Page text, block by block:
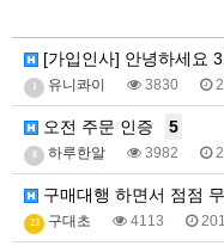
[가입인사] 안녕하세요
유니콰이 3830
오전 주문 인증 5
하루한알 3982
구매대행 하면서 점점
23 구대초 4113